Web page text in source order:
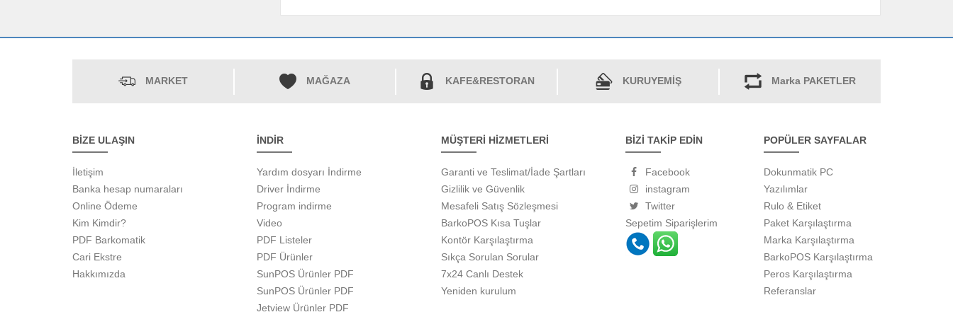
MARKET MAĞAZA KAFE&RESTORAN KURUYEMİŞ Marka PAKETLER
BİZE ULAŞIN
İletişim
Banka hesap numaraları
Online Ödeme
Kim Kimdir?
PDF Barkomatik
Cari Ekstre
Hakkımızda
İNDİR
Yardım dosyarı İndirme
Driver İndirme
Program indirme
Video
PDF Listeler
PDF Ürünler
SunPOS Ürünler PDF
SunPOS Ürünler PDF
Jetview Ürünler PDF
MÜŞTERİ HİZMETLERİ
Garanti ve Teslimat/İade Şartları
Gizlilik ve Güvenlik
Mesafeli Satış Sözleşmesi
BarkoPOS Kısa Tuşlar
Kontör Karşılaştırma
Sıkça Sorulan Sorular
7x24 Canlı Destek
Yeniden kurulum
BİZİ TAKİP EDİN
Facebook
instagram
Twitter
Sepetim Siparişlerim
POPÜLER SAYFALAR
Dokunmatik PC
Yazılımlar
Rulo & Etiket
Paket Karşılaştırma
Marka Karşılaştırma
BarkoPOS Karşılaştırma
Peros Karşılaştırma
Referanslar